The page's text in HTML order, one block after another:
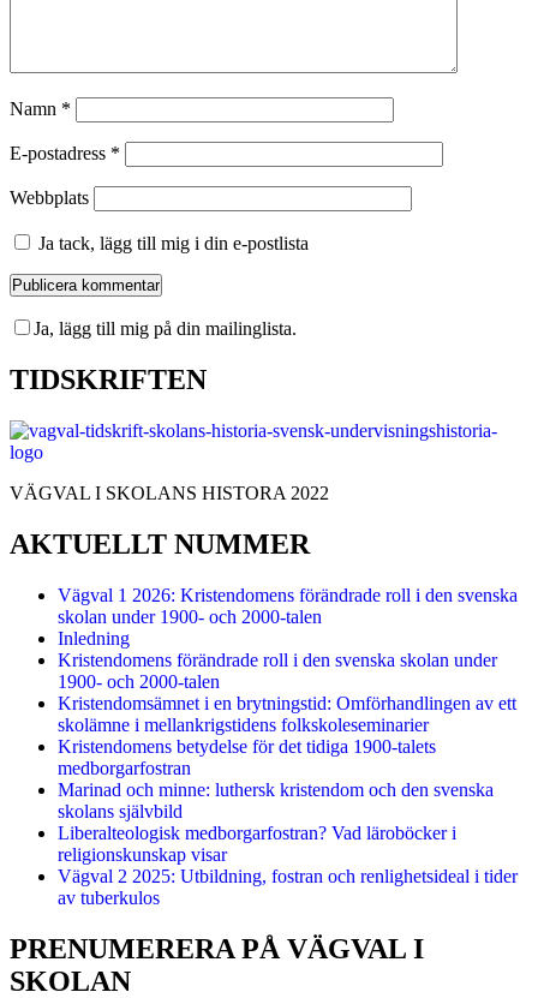
Namn *
E-postadress *
Webbplats
Ja tack, lägg till mig i din e-postlista
Ja, lägg till mig på din mailinglista.
TIDSKRIFTEN
VÄGVAL I SKOLANS HISTORA 2022
AKTUELLT NUMMER
Vägval 1 2026: Kristendomens förändrade roll i den svenska
skolan under 1900- och 2000-talen
Inledning
Kristendomens förändrade roll i den svenska skolan under
1900- och 2000-talen
Kristendomsämnet i en brytningstid: Omförhandlingen av ett
skolämne i mellankrigstidens folkskoleseminarier
Kristendomens betydelse för det tidiga 1900-talets
medborgarfostran
Marinad och minne: luthersk kristendom och den svenska
skolans självbild
Liberalteologisk medborgarfostran? Vad läroböcker i
religionskunskap visar
Vägval 2 2025: Utbildning, fostran och renlighetsideal i tider
av tuberkulos
PRENUMERERA PÅ VÄGVAL I
SKOLAN